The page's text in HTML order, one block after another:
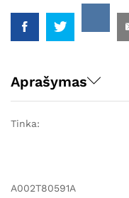
Aprašymas
Tinka:
A002T80591A